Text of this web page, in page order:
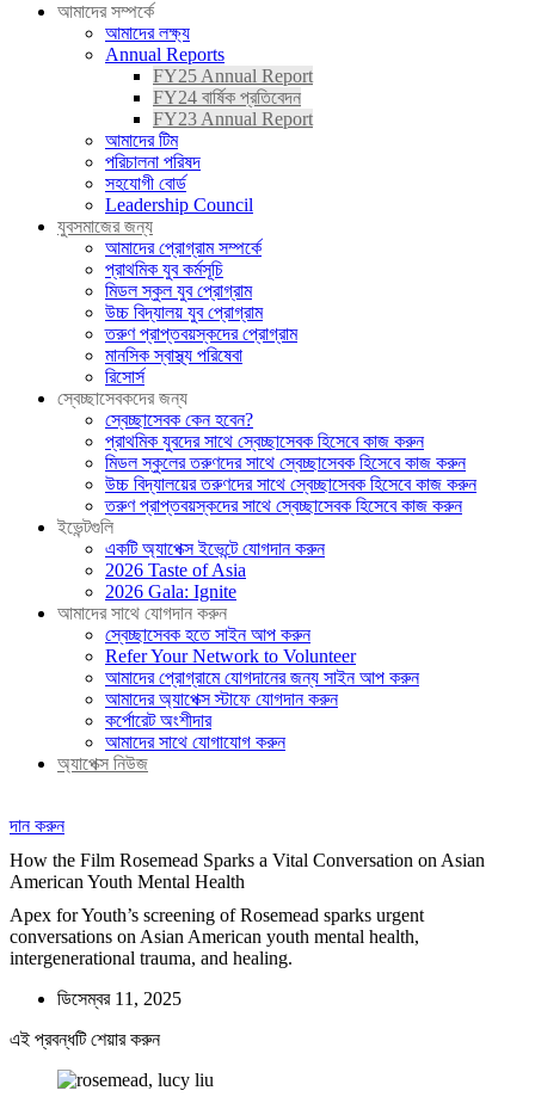
আমাদের সম্পর্কে
আমাদের লক্ষ্য
Annual Reports
FY25 Annual Report
FY24 বার্ষিক প্রতিবেদন
FY23 Annual Report
আমাদের টিম
পরিচালনা পরিষদ
সহযোগী বোর্ড
Leadership Council
যুবসমাজের জন্য
আমাদের প্রোগ্রাম সম্পর্কে
প্রাথমিক যুব কর্মসূচি
মিডল স্কুল যুব প্রোগ্রাম
উচ্চ বিদ্যালয় যুব প্রোগ্রাম
তরুণ প্রাপ্তবয়স্কদের প্রোগ্রাম
মানসিক স্বাস্থ্য পরিষেবা
রিসোর্স
স্বেচ্ছাসেবকদের জন্য
স্বেচ্ছাসেবক কেন হবেন?
প্রাথমিক যুবদের সাথে স্বেচ্ছাসেবক হিসেবে কাজ করুন
মিডল স্কুলের তরুণদের সাথে স্বেচ্ছাসেবক হিসেবে কাজ করুন
উচ্চ বিদ্যালয়ের তরুণদের সাথে স্বেচ্ছাসেবক হিসেবে কাজ করুন
তরুণ প্রাপ্তবয়স্কদের সাথে স্বেচ্ছাসেবক হিসেবে কাজ করুন
ইভেন্টগুলি
একটি অ্যাপেক্স ইভেন্টে যোগদান করুন
2026 Taste of Asia
2026 Gala: Ignite
আমাদের সাথে যোগদান করুন
স্বেচ্ছাসেবক হতে সাইন আপ করুন
Refer Your Network to Volunteer
আমাদের প্রোগ্রামে যোগদানের জন্য সাইন আপ করুন
আমাদের অ্যাপেক্স স্টাফে যোগদান করুন
কর্পোরেট অংশীদার
আমাদের সাথে যোগাযোগ করুন
অ্যাপেক্স নিউজ
দান করুন
How the Film Rosemead Sparks a Vital Conversation on Asian
American Youth Mental Health
Apex for Youth’s screening of Rosemead sparks urgent
conversations on Asian American youth mental health,
intergenerational trauma, and healing.
ডিসেম্বর 11, 2025
এই প্রবন্ধটি শেয়ার করুন